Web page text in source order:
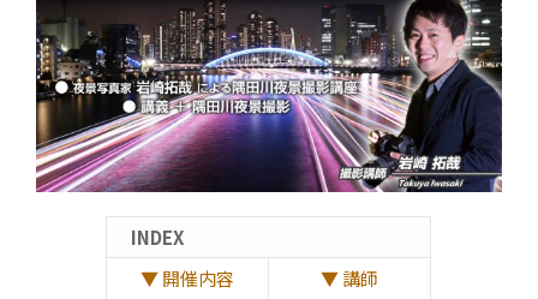
INDEX
▼ 開催内容
▼ 講師